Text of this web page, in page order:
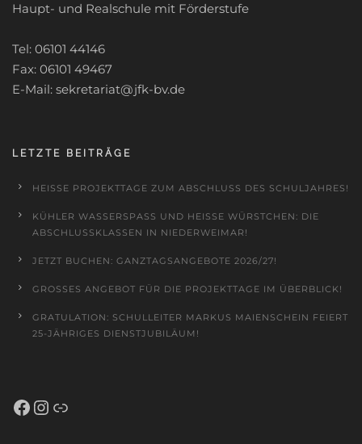
Haupt- und Realschule mit Förderstufe
Tel: 06101 44146
Fax: 06101 49467
E-Mail: sekretariat@jfk-bv.de
LETZTE BEITRÄGE
HEISSE PROJEKTTAGE ZUM ABSCHLUSS DES SCHULJAHRES!
KÜHLER WASSERSPASS UND HEISSE WÜRSTCHEN: DIE AB
SCHLUSSKLASSEN IN NIEDERWEIMAR!
JETZT BUCHEN: GANZTAGSANGEBOTE 2026/27!
GROSSES ANGEBOT FÜR DIE PROJEKTTAGE IM ÜBERBLICK!
GRATULATION: SCHULLEITER MARKUS MAIENSCHEIN FEIERT
25-JÄHRIGES DIENSTJUBILÄUM!
Facebook
Instagram
Schulportal Hessen